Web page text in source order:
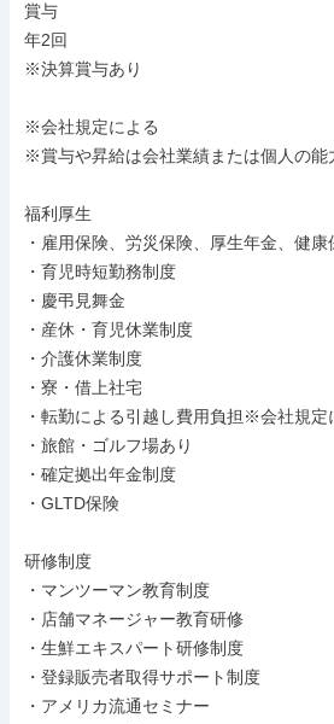
賞与
年2回
※決算賞与あり
※会社規定による
※賞与や昇給は会社業績または個人の能
福利厚生
・雇用保険、労災保険、厚生年金、健康
・育児時短勤務制度
・慶弔見舞金
・産休・育児休業制度
・介護休業制度
・寮・借上社宅
・転勤による引越し費用負担※会社規定
・旅館・ゴルフ場あり
・確定拠出年金制度
・GLTD保険
研修制度
・マンツーマン教育制度
・店舗マネージャー教育研修
・生鮮エキスパート研修制度
・登録販売者取得サポート制度
・アメリカ流通セミナー